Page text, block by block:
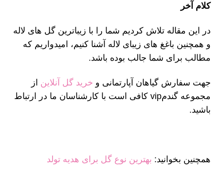
کلام آخر
در این مقاله تلاش کردیم شما را با زیباترین گل های لاله
و همچنین باغغ های زیبای لاله آشنا کنیم، امیدواریم که
مطالب برای شما جالب بوده باشد.
جهت سفارش گیاهان آپارتمانی و خرید گل آنلاین از
مجموعه گندمvip کافی است با کارشناسان ما در ارتباط
باشید.
همچنین بخوانید: بهترین نوع گل برای هدیه تولد